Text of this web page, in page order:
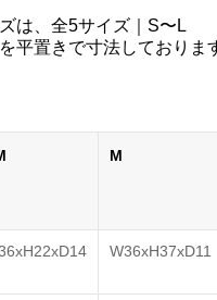
は、全5サイズ｜S〜L
平置きで寸法しておりま
M
W36xH37xD11